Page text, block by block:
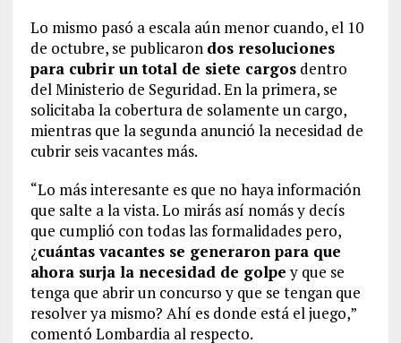
Lo mismo pasó a escala aún menor cuando, el 10
de octubre, se publicaron dos resoluciones
para cubrir un total de siete cargosdentro
del Ministerio de Seguridad. En la primera, se
solicitaba la cobertura de solamente un cargo,
mientras que la segunda anunció la necesidad de
cubrir seis vacantes más.
“Lo más interesante es que no haya información
que salte a la vista. Lo mirás así nomás y decís
que cumplió con todas las formalidades pero,
¿cuántas vacantes se generaron para que
ahora surja la necesidad de golpey que se
tenga que abrir un concurso y que se tengan que
resolver ya mismo? Ahí es donde está el juego,”
comentó Lombardia al respecto.